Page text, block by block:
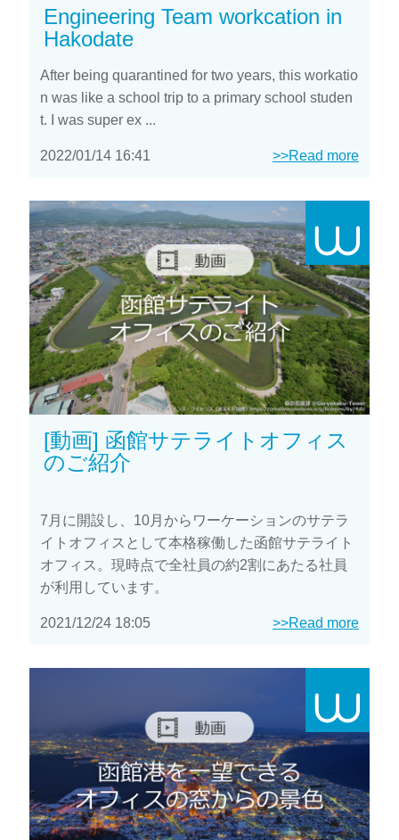
Engineering Team workcation in
Hakodate
After being quarantined for two years, this workatio
n was like a school trip to a primary school studen
t. I was super ex ...
2022/01/14 16:41 >>Read more
[動画] 函館サテライトオフィス
のご紹介
7月に開設し、10月からワーケーションのサテラ
イトオフィスとして本格稼働した函館サテライト
オフィス。現時点で全社員の約2割にあたる社員
が利用しています。
2021/12/24 18:05 >>Read more